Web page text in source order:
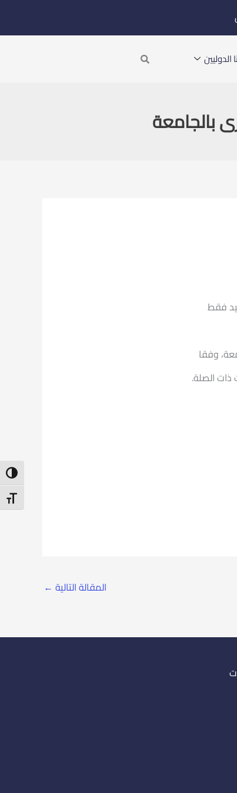
الدوليين Search
بالجامعة
فقط
وفقا
ذات الصلة.
المقالة التالية ←